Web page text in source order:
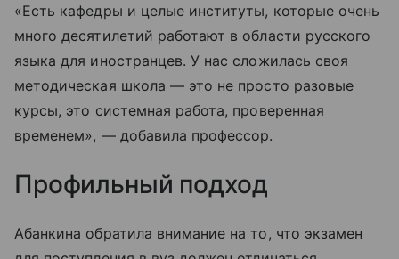
«Есть кафедры и целые институты, которые очень
много десятилетий работают в области русского
языка для иностранцев. У нас сложилась своя
методическая школа — это не просто разовые
курсы, это системная работа, проверенная
временем», — добавила профессор.
Профильный подход
Абанкина обратила внимание на то, что экзамен